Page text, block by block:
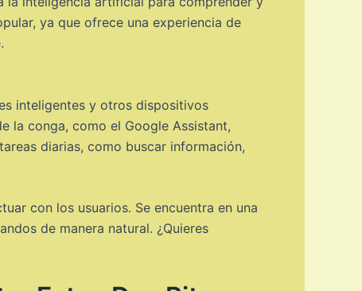
ya que ofrece una experiencia de
inteligentes y otros dispositivos
la conga, como el Google Assistant,
diarias, como buscar información,
con los usuarios. Se encuentra en una
de manera natural. ¿Quieres